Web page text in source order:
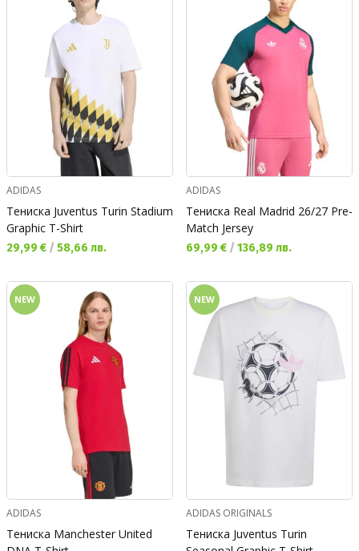
ADIDAS
Тениска Juventus Turin Stadium
Graphic T-Shirt
Текуща цена:
29,99 € / 58,66 лв.
ADIDAS
Тениска Real Madrid 26/27 Pre-
Match Jersey
Текуща цена:
69,99 € / 136,89 лв.
NEW
ADIDAS
Тениска Manchester United
NEW
ADIDAS ORIGINALS
Тениска Juventus Turin